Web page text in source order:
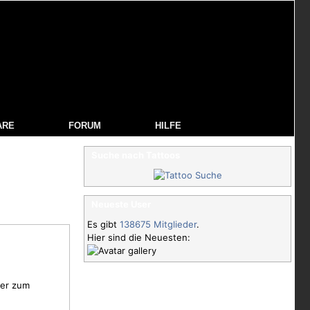
FORUM HILFE
zum
Es gibt 138675 Mitglieder.
Hier sind die Neuesten: